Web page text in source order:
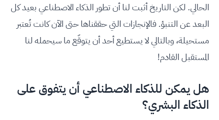
الحالي. لكن التاريخ أثبت لنا أن تطور الذكاء الاصطناعي بعيد كل
البعد عن التنبؤ. فالإنجازات التي حققناها حتى الآن كانت تُعتبر
مستحيلة، وبالتالي لا يستطيع أحد أن يتوقّع ما سيحمله لنا
المستقبل القادم!
هل يمكن للذكاء الاصطناعي أن يتفوق على
الذكاء البشري؟